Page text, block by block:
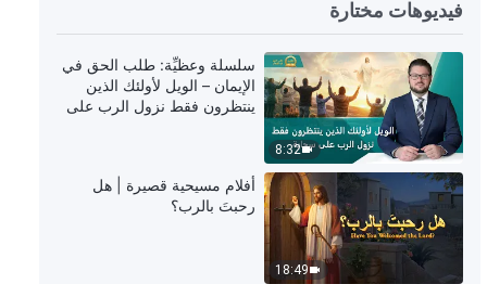
9:11
كلمات الله اليومية: كشف فساد
البشرية | اقتباس 354
8:37
كلمات الله اليومية: كشف فساد
البشرية | اقتباس 355
فيديوهات مختارة
8:32
سلسلة وعظيِّة: طلب الحق في
الإيمان – الويل لأولئك الذين
ينتظرون فقط نزول الرب على
18:49
أفلام مسيحية قصيرة | هل
رحبتَ بالرب؟